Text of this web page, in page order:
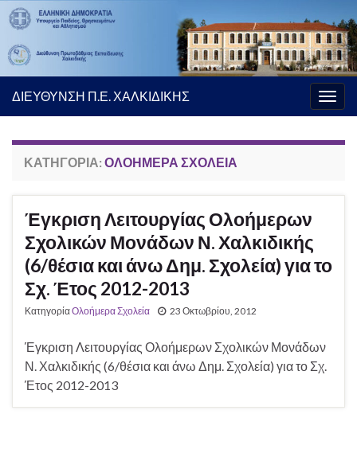
ΔΙΕΥΘΥΝΣΗ Π.Ε. ΧΑΛΚΙΔΙΚΗΣ
ΚΑΤΗΓΟΡΊΑ: ΟΛΟΉΜΕΡΑ ΣΧΟΛΕΊΑ
Έγκριση Λειτουργίας Ολοήμερων
Σχολικών Μονάδων Ν. Χαλκιδικής
(6/θέσια και άνω Δημ. Σχολεία) για το
Σχ. Έτος 2012-2013
ΚατηγορίαΟλοήμερα Σχολεία 23 Οκτωβρίου, 2012
Έγκριση Λειτουργίας Ολοήμερων Σχολικών Μονάδων
Ν. Χαλκιδικής (6/θέσια και άνω Δημ. Σχολεία) για το Σχ.
Έτος 2012-2013